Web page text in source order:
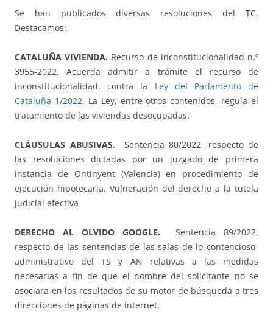
Se han publicados diversas resoluciones del TC.
Destacamos:
CATALUÑA VIVIENDA. Recurso de inconstitucionalidad n.º
3955-2022, Acuerda admitir a trámite el recurso de
inconstitucionalidad, contra la Ley del Parlamento de
Cataluña 1/2022. La Ley, entre otros contenidos, regula el
tratamiento de las viviendas desocupadas.
CLÁUSULAS ABUSIVAS.
Sentencia 80/2022, respecto de
las resoluciones dictadas por un juzgado de primera
instancia de Ontinyent (Valencia) en procedimiento de
ejecución hipotecaria. Vulneración del derecho a la tutela
judicial efectiva
DERECHO AL OLVIDO GOOGLE. Sentencia 89/2022,
respecto de las sentencias de las salas de lo contencioso-
administrativo del TS y AN relativas a las medidas
necesarias a fin de que el nombre del solicitante no se
asociara en los resultados de su motor de búsqueda a tres
direcciones de páginas de internet.